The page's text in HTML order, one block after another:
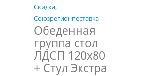
Скидка,
Союзрегионпоставка
Обеденная
группа стол
ЛДСП 120х80
+ Стул Экстра